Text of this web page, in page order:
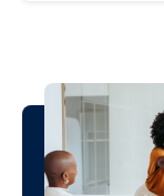
Image